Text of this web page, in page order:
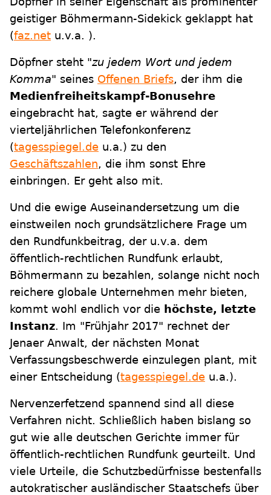
geistiger Böhmermann-Sidekick geklappt hat
(faz.net u.v.a. ).
Döpfner steht "zu jedem Wort und jedem
Komma" seines Offenen Briefs, der ihm die
Medienfreiheitskampf-Bonusehre
eingebracht hat, sagte er während der
vierteljährlichen Telefonkonferenz
(tagesspiegel.de u.a.) zu den
Geschäftszahlen, die ihm sonst Ehre
einbringen. Er geht also mit.
Und die ewige Auseinandersetzung um die
einstweilen noch grundsätzlichere Frage um
den Rundfunkbeitrag, der u.v.a. dem
öffentlich-rechtlichen Rundfunk erlaubt,
Böhmermann zu bezahlen, solange nicht noch
reichere globale Unternehmen mehr bieten,
kommt wohl endlich vor die höchste, letzte
Instanz. Im "Frühjahr 2017" rechnet der
Jenaer Anwalt, der nächsten Monat
Verfassungsbeschwerde einzulegen plant, mit
einer Entscheidung (tagesspiegel.de u.a.).
Nervenzerfetzend spannend sind all diese
Verfahren nicht. Schließlich haben bislang so
gut wie alle deutschen Gerichte immer für
öffentlich-rechtlichen Rundfunk geurteilt. Und
viele Urteile, die Schutzbedürfnisse bestenfalls
autokratischer ausländischer Staatschefs über